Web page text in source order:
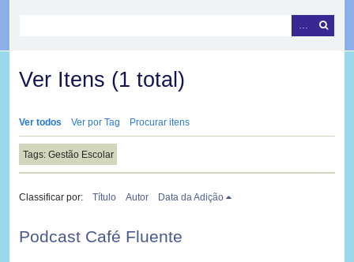
Ver Itens (1 total)
Ver todos Ver por Tag Procurar itens
Tags: Gestão Escolar
Classificar por: Título Autor Data da Adição
Podcast Café Fluente